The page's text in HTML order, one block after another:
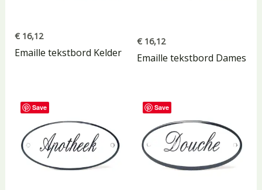
€16,12
Emaille tekstbord Kelder
€ 16,12
Emaille tekstbord Dames
Save Save